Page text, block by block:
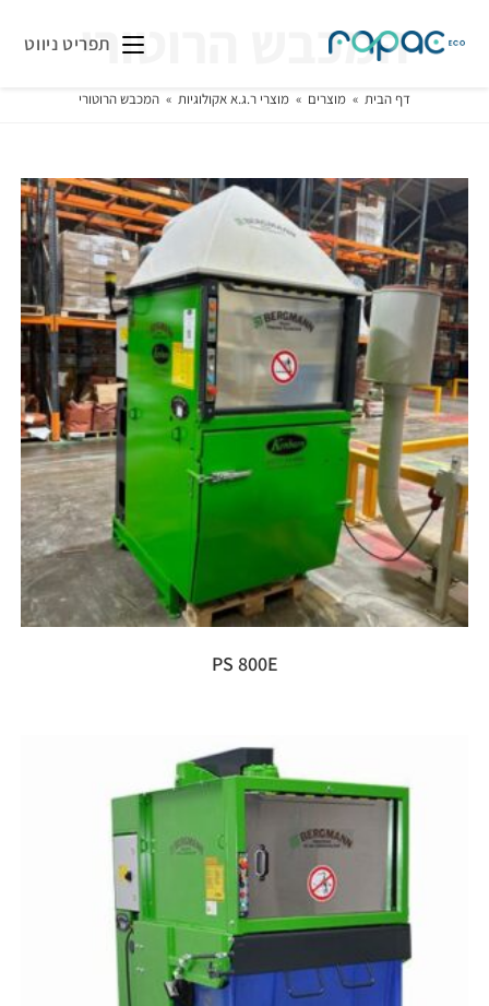
תפריט ניווטהמכבש הרוטורי
דף הבית » מוצרים » מוצרי ר.ג.א אקולוגיות » המכבש הרוטורי
PS 800E